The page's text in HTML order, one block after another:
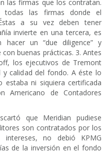
las firmas que los contratan.
las firmas donde el
a su vez deben tener
invierte en una tercera, es
hacer un “due diligence” y
buenas prácticas. 3. Antes
los ejecutivos de Tremont
y calidad del fondo. A éste lo
estaba ni siquiera certificada
Americano de Contadores
que Meridian pudiese
son contratados por los
intereses, no debió KPMG
de la inversión en el fondo